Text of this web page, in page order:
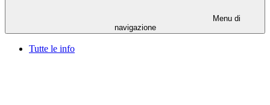
Menu di
navigazione
Tutte le info